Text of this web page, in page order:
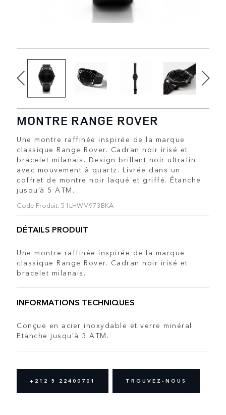
MONTRE RANGE ROVER
Une montre raffinée inspirée de la marque
classique Range Rover. Cadran noir irisé et
bracelet milanais. Design brillant noir ultrafin
avec mouvement à quartz. Livrée dans un
coffret de montre noir laqué et griffé. Étanche
jusqu’à 5 ATM.
Code Produit: 51LHWM973BKA
DÉTAILS PRODUIT
Une montre raffinée inspirée de la marque
classique Range Rover. Cadran noir irisé et
bracelet milanais.
INFORMATIONS TECHNIQUES
Conçue en acier inoxydable et verre minéral.
Etanche jusqu'à 5 ATM.
+212 5 22400701 TROUVEZ-NOUS